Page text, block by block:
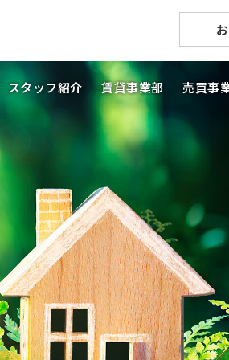
スタッフ紹介 賃貸事業部 売買事